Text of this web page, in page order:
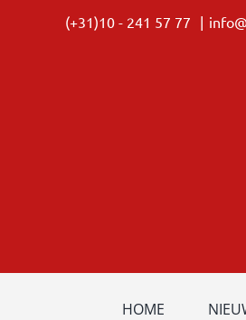
(+31)10 - 241 57 77 |
HOME